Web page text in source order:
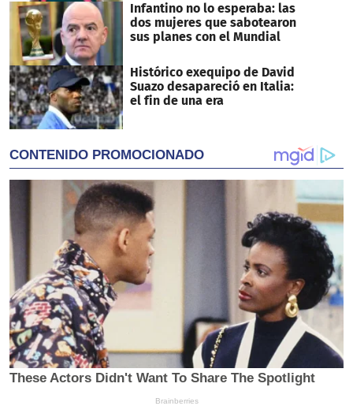
Infantino no lo esperaba: las
dos mujeres que sabotearon
sus planes con el Mundial
Histórico exequipo de David
Suazo desapareció en Italia:
el fin de una era